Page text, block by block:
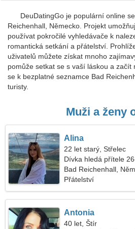
DeuDatingGo je populární online
Reichenhall, Německo. Projekt
používat pokročilé vyhledávače k
romantická setkání a přátelství.
uživatelů můžete získat mnoho
pomůže setkat se s vaší láskou a začít
se k bezplatné seznamce Bad
turisty.
Muži a ženy
Alina
22 let starý, Střelec
Dívka hledá přítele
Bad Reichenhall,
Přátelství
Antonia
40 let, Štír